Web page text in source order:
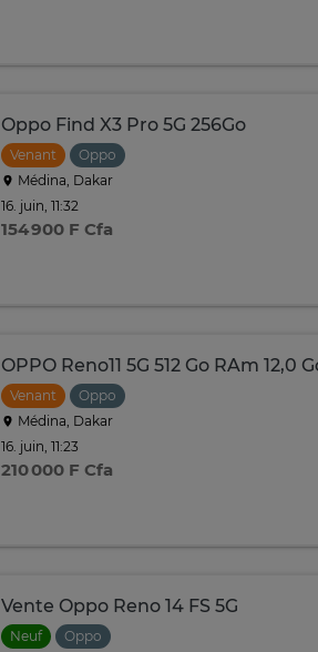
Oppo Find X3 Pro 5G 256Go
Venant
Oppo
Médina, Dakar
16. juin, 11:32
154 900 F Cfa
OPPO Reno11 5G 512 Go RAm 12,0
Venant
Oppo
Médina, Dakar
16. juin, 11:23
210 000 F Cfa
Vente Oppo Reno 14 FS 5G
Neuf
Oppo